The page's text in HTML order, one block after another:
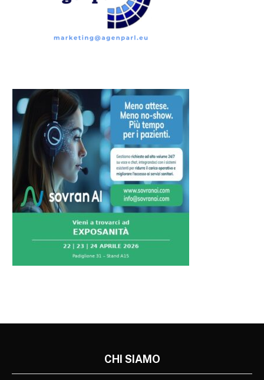
CHI SIAMO